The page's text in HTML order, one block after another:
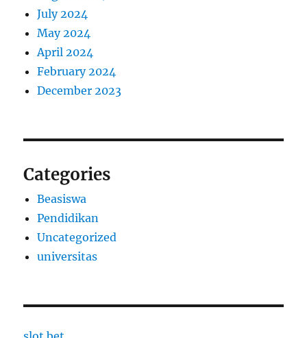
July 2024
May 2024
April 2024
February 2024
December 2023
Categories
Beasiswa
Pendidikan
Uncategorized
universitas